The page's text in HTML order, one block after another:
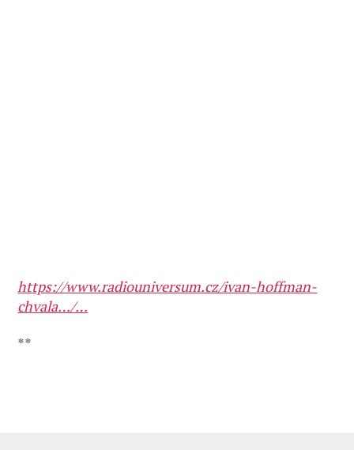
https://www.radiouniversum.cz/ivan-hoffman-
chvala…/…
**